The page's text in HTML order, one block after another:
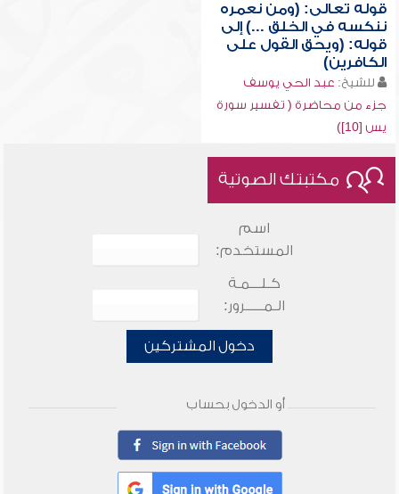
قوله تعالى: (ومن نعمره
ننكسه في الخلق ...) إلى
قوله: (ويحق القول على
الكافرين)
للشيخ: عبد الحي يوسف
جزء من محاضرة ( تفسير سورة
يس [10])
مكتبتك الصوتية
اسم
المستخدم:
كـلـــمـة
الـمـــــرور:
دخول المشتركين
أو الدخول بحساب